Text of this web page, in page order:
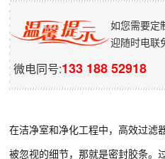
如您需要定
迎随时电联
微电同号:133 188 52918
在洁净室和净化工程中，高效过滤
被忽视的细节，那就是密封胶条。